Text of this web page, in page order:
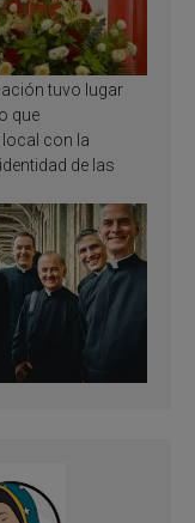
tuvo lugar
que
con la
de las